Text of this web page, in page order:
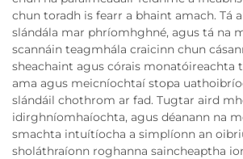
chun toradh is fearr a bhaint amach. Tá
slándála mar phríomhghné, agus tá na
scannáin teagmhála craicinn chun
sheachaint agus córais monatóireachta
ama agus meicníochtaí stopa
slándáil chothrom ar fad. Tugtar aird
idirghníomhaíochta, agus déanann na
smachta intuítíocha a simplíonn an
sholáthraíonn roghanna saincheaptha